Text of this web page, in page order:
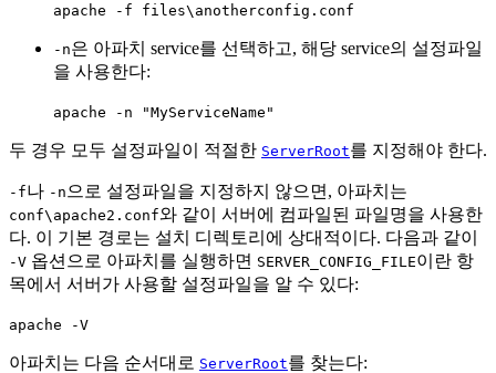
apache -f files\anotherconfig.conf
-n은 아파치 service를 선택하고, 해당 service의 설정파일
을 사용한다:
apache -n "MyServiceName"
두 경우 모두 설정파일이 적절한 ServerRoot를 지정해야 한다.
-f나 -n 으로 설정파일을 지정하지 않으면, 아파치는
conf\apache2.conf와 같이 서버에 컴파일된 파일명을 사용한
다. 이 기본 경로는 설치 디렉토리에 상대적이다. 다음과 같이
-V 옵션으로 아파치를 실행하면 SERVER_CONFIG_FILE이란 항
목에서 서버가 사용할 설정파일을 알 수 있다:
apache -V
아파치는 다음 순서대로 ServerRoot를 찾는다: